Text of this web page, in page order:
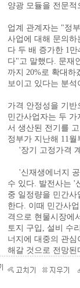
양광 모듈을 전문
업계 관계자는 "정
사업에 대해 문의
다 두 배 증가한 1
다"고 말했다. 문재
까지 20%로 확대
보이고 있다는 분석
가격 안정성을 기
민간사업자는 두
서 생산된 전기를
정부가 지난해 11
'장기 고정가격
'신재생에너지
수 있다. 발전사는 '
중 일정량을 민간사
한다. 이때 민간사
격으로 현물시장에
토지 구입, 설비 수
너지에 대중의 관
해갈 것으로 전망된